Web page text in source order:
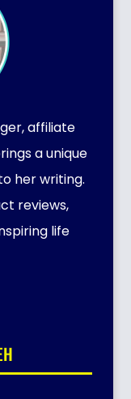
affiliate
a unique
her writing.
reviews,
life